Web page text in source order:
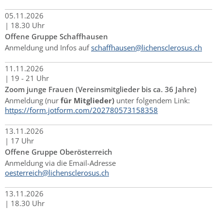
05.11.2026
| 18.30 Uhr
Offene Gruppe Schaffhausen
Anmeldung und Infos aufschaffhausen@lichensclerosus.ch
11.11.2026
| 19 - 21 Uhr
Zoom junge Frauen (Vereinsmitglieder bis ca. 36 Jahre)
Anmeldung (nur für Mitglieder) unter folgendem Link:
https://form.jotform.com/202780573158358
13.11.2026
| 17 Uhr
Offene Gruppe Oberösterreich
Anmeldung via die Email-Adresse
oesterreich@lichensclerosus.ch
13.11.2026
| 18.30 Uhr